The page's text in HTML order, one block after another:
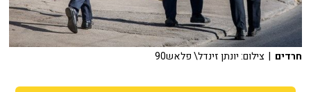
חרדים | צילום: יונתן זינדל\ פלאש90